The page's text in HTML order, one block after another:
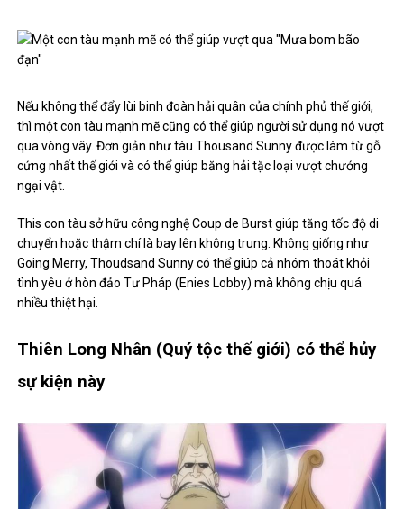
This con tàu sở hữu công nghệ Coup de Burst giúp tăng tốc độ di
chuyển hoặc thậm chí là bay lên không trung. Không giống như
tình yêu ở hòn đảo Tư Pháp (Enies Lobby) mà không chịu quá
nhiều thiệt hại.
Thiên Long Nhân (Quý tộc thế giới) có thể hủy
sự kiện này
Những người duy nhất có quyền ra lệnh Buster Call là các đô đốc
hoặc thủy sư đô đốc. Dù đó đã là bậc cao nhất trong Hải quân
nhưng tất cả vẫn ở bên dưới Thiên Long Hội, chủ nhân sự việc của